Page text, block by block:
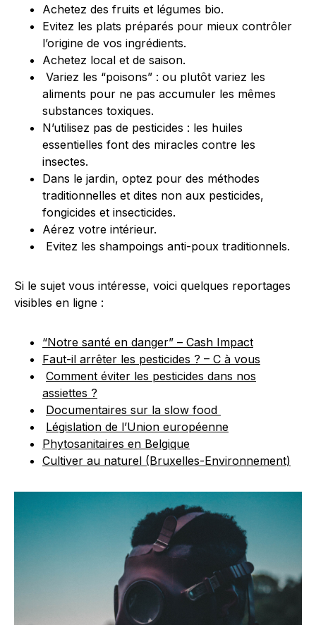
Achetez des fruits et légumes bio.
Evitez les plats préparés pour mieux contrôler
l’origine de vos ingrédients.
Achetez local et de saison.
Variez les “poisons” : ou plutôt variez les
aliments pour ne pas accumuler les mêmes
substances toxiques.
N’utilisez pas de pesticides : les huiles
essentielles font des miracles contre les
insectes.
Dans le jardin, optez pour des méthodes
traditionnelles et dites non aux pesticides,
fongicides et insecticides.
Aérez votre intérieur.
Evitez les shampoings anti-poux traditionnels.
Si le sujet vous intéresse, voici quelques reportages
visibles en ligne :
“Notre santé en danger” – Cash Impact
Faut-il arrêter les pesticides ? – C à vous
Comment éviter les pesticides dans nos
assiettes ?
Documentaires sur la slow food
Législation de l’Union européenne
Phytosanitaires en Belgique
Cultiver au naturel (Bruxelles-Environnement)